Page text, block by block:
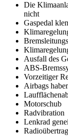
Die
nicht
Gaspedal
Ausfall des
ABS-
Vorzeitiger
Airbags
Motorschub
Radvibration
Lenkrad